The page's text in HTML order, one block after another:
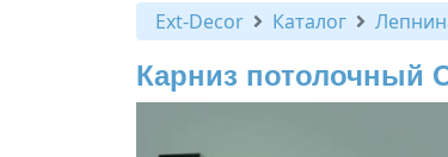
Ext-Decor Каталог
Карниз потолочный